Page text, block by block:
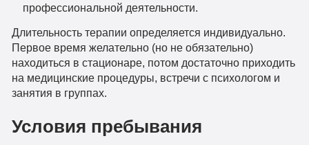
профессиональной деятельности.
Длительность терапии определяется индивидуально.
Первое время желательно (но не обязательно)
находиться в стационаре, потом достаточно приходить
на медицинские процедуры, встречи с психологом и
занятия в группах.
Условия пребывания